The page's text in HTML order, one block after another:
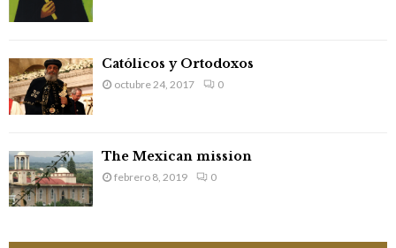
Católicos y Ortodoxos
octubre 24, 2017 0
The Mexican mission
febrero 8, 2019 0